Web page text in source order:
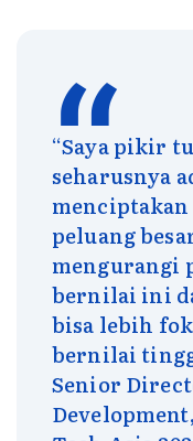
“Saya pikir
seharusnya
peluang
mengurangi
bernilai ini
bisa lebih
bernilai
Senior